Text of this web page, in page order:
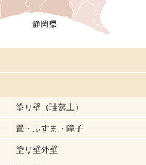
塗り壁（珪藻土）
畳・ふすま・障子
塗り壁外壁